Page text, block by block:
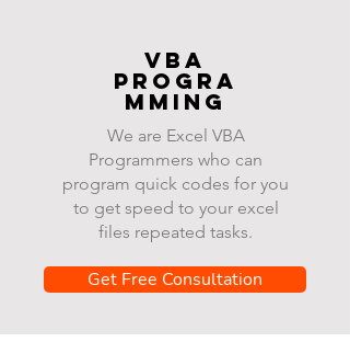
VBA
progra
mming
We are Excel VBA
Programmers who can
program quick codes for you
to get speed to your excel
files repeated tasks.
Get Free Consultation